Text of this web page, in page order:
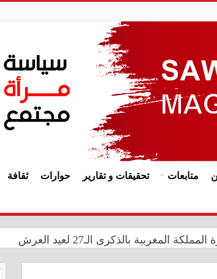
متابعات تحقيقات و تقارير حوارات ثقافة
بالذكرى الـ27 لعيد العرش